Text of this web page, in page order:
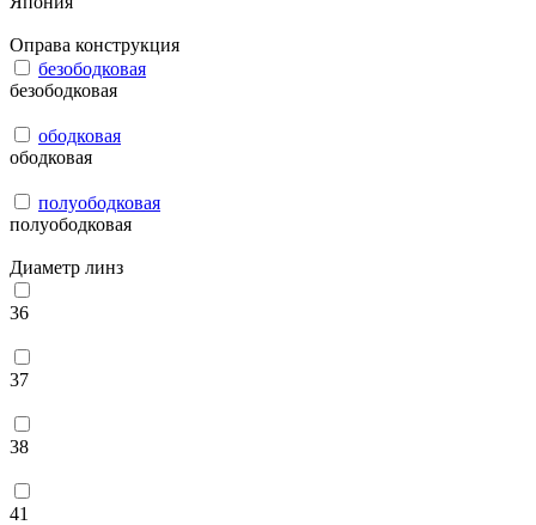
Оправа конструкция
безободковая
безободковая
ободковая
ободковая
полуободковая
полуободковая
Диаметр линз
36
37
38
41